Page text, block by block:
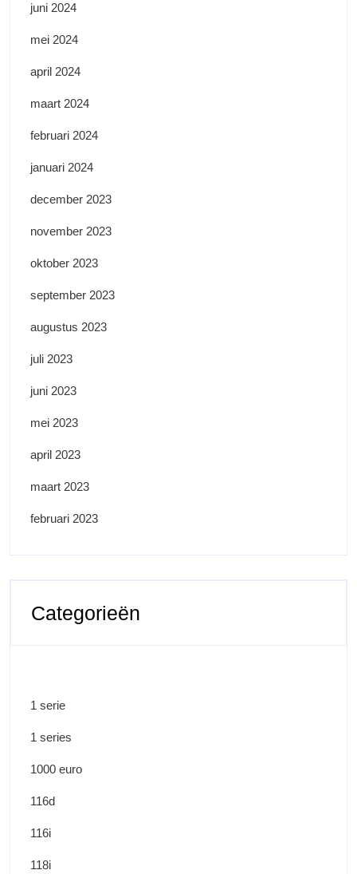
juni 2024
mei 2024
april 2024
maart 2024
februari 2024
januari 2024
december 2023
november 2023
oktober 2023
september 2023
augustus 2023
juli 2023
juni 2023
mei 2023
april 2023
maart 2023
februari 2023
Categorieën
1 serie
1 series
1000 euro
116d
116i
118i